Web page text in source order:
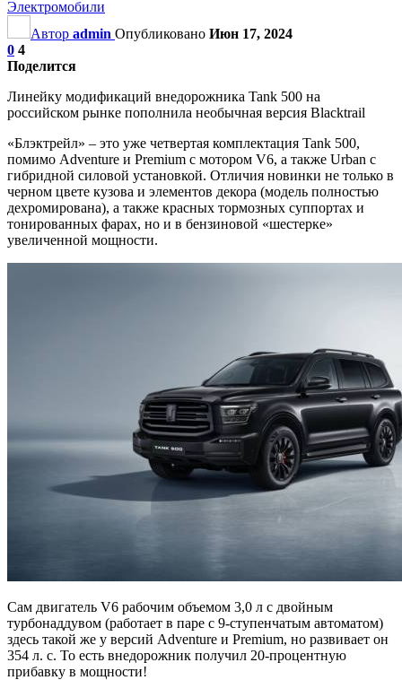
Электромобили
Автор admin Опубликовано Июн 17, 2024
0 4
Поделится
Линейку модификаций внедорожника Tank 500 на
российском рынке пополнила необычная версия Blacktrail
«Блэктрейл» – это уже четвертая комплектация Tank 500,
помимо Adventure и Premium с мотором V6, а также Urban с
гибридной силовой установкой. Отличия новинки не только в
черном цвете кузова и элементов декора (модель полностью
дехромирована), а также красных тормозных суппортах и
тонированных фарах, но и в бензиновой «шестерке»
увеличенной мощности.
Сам двигатель V6 рабочим объемом 3,0 л с двойным
турбонаддувом (работает в паре с 9-ступенчатым автоматом)
здесь такой же у версий Adventure и Premium, но развивает он
354 л. с. То есть внедорожник получил 20-процентную
прибавку в мощности!